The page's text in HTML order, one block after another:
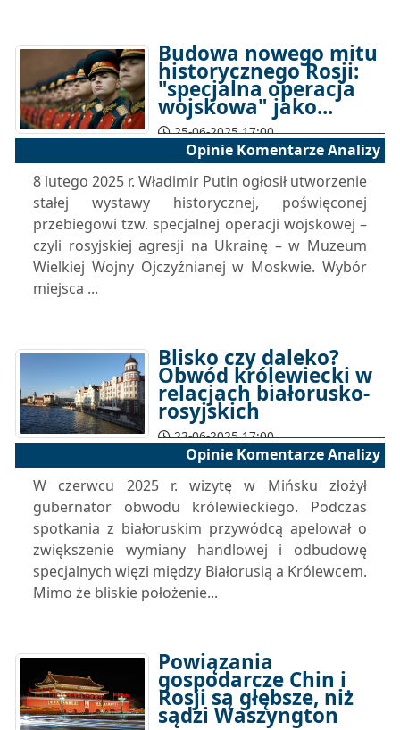
Budowa nowego mitu
historycznego Rosji:
"specjalna operacja
wojskowa" jako...
25-06-2025 17:00
Opinie Komentarze Analizy
8 lutego 2025 r. Władimir Putin ogłosił utworzenie
stałej wystawy historycznej, poświęconej
przebiegowi tzw. specjalnej operacji wojskowej –
czyli rosyjskiej agresji na Ukrainę – w Muzeum
Wielkiej Wojny Ojczyźnianej w Moskwie. Wybór
miejsca ...
Blisko czy daleko?
Obwód królewiecki w
relacjach białorusko-
rosyjskich
23-06-2025 17:00
Opinie Komentarze Analizy
W czerwcu 2025 r. wizytę w Mińsku złożył
gubernator obwodu królewieckiego. Podczas
spotkania z białoruskim przywódcą apelował o
zwiększenie wymiany handlowej i odbudowę
specjalnych więzi między Białorusią a Królewcem.
Mimo że bliskie położenie...
Powiązania
gospodarcze Chin i
Rosji są głębsze, niż
sądzi Waszyngton